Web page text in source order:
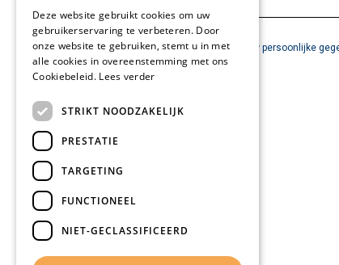
U kan na het versturen te allen tijde viadeze link uw persoonlijke
Deze website gebruikt cookies om uw
gebruikerservaring te verbeteren. Door
onze website te gebruiken, stemt u in met
alle cookies in overeenstemming met ons
Cookiebeleid. Lees verder
STRIKT NOODZAKELIJK
PRESTATIE
TARGETING
FUNCTIONEEL
NIET-GECLASSIFICEERD